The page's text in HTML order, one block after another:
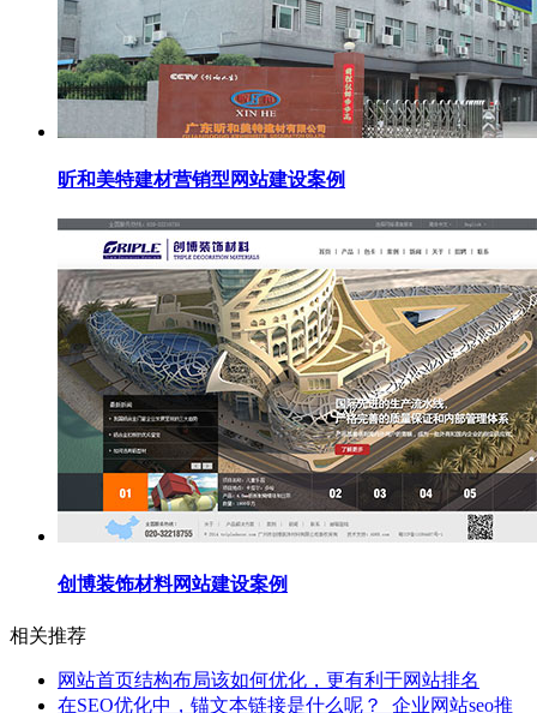
昕和美特建材营销型网站建设案例
创博装饰材料网站建设案例
相关推荐
网站首页结构布局该如何优化，更有利于网站排名
在SEO优化中，锚文本链接是什么呢？_企业网站seo推